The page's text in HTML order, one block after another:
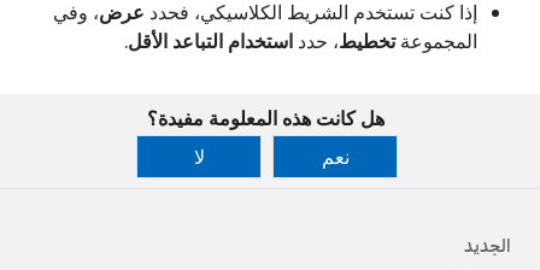
إذا كنت تستخدم الشريط الكلاسيكي، فحدد عرض، وفي
المجموعةتخطيط، حدد استخدام التباعد الأقل.
هل كانت هذه المعلومة مفيدة؟
نعم
لا
الجديد